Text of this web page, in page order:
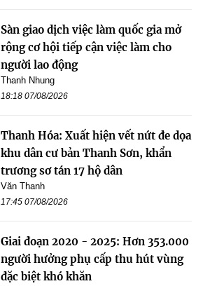
Sàn giao dịch việc làm quốc gia mở
rộng cơ hội tiếp cận việc làm cho
người lao động
Thanh Nhung
18:18 07/08/2026
Thanh Hóa: Xuất hiện vết nứt đe dọa
khu dân cư bản Thanh Sơn, khẩn
trương sơ tán 17 hộ dân
Văn Thanh
17:45 07/08/2026
Giai đoạn 2020 - 2025: Hơn 353.000
người hưởng phụ cấp thu hút vùng
đặc biệt khó khăn